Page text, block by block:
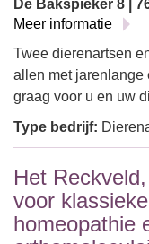
De Bakspieker 8 |
Meer informatie
Twee dierenartsen
allen met jarenlange
graag voor u en uw
Type bedrijf:
Het
voor klassieke
homeopathie